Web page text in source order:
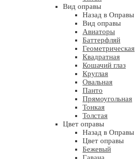
Вид оправы
Назад в Оправы
Вид оправы
Авиаторы
Баттерфляй
Геометрическая
Квадратная
Кошачий глаз
Круглая
Овальная
Панто
Прямоугольная
Тонкая
Толстая
Цвет оправы
Назад в Оправы
Цвет оправы
Бежевый